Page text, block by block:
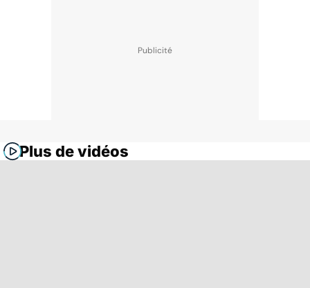
Plus de vidéos